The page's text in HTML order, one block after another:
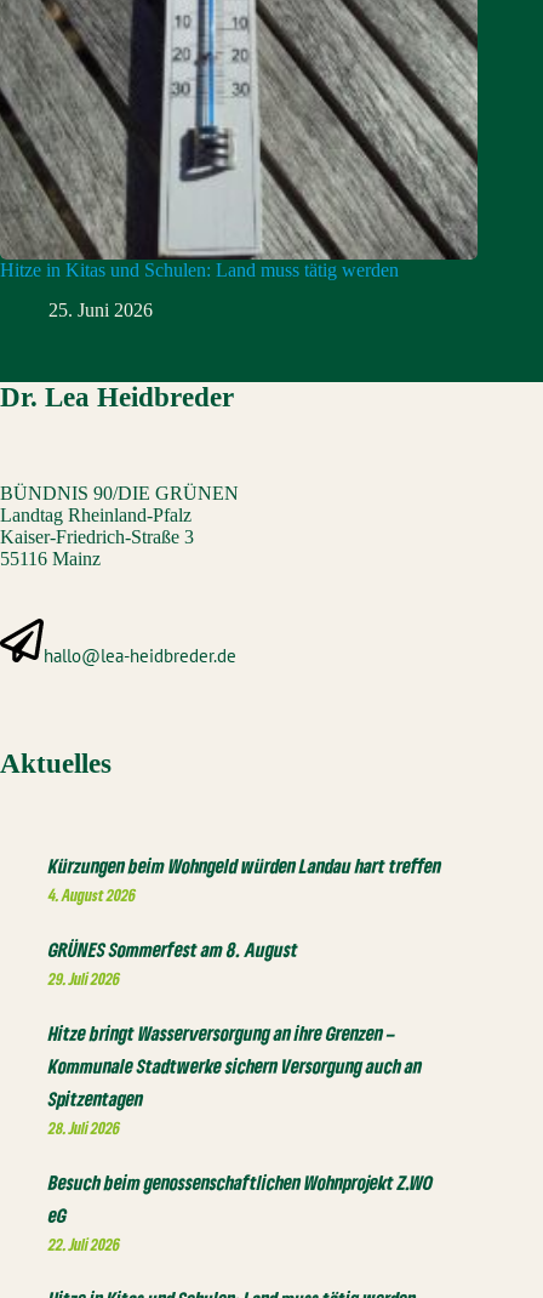
Hitze in Kitas und Schulen: Land muss tätig werden
25. Juni 2026
Dr. Lea Heidbreder
BÜNDNIS 90/DIE GRÜNEN
Landtag Rheinland-Pfalz
Kaiser-Friedrich-Straße 3
55116 Mainz
hallo@lea-heidbreder.de
Aktuelles
Kürzungen beim Wohngeld würden Landau hart treffen
4. August 2026
GRÜNES Sommerfest am 8. August
29. Juli 2026
Hitze bringt Wasserversorgung an ihre Grenzen –
Kommunale Stadtwerke sichern Versorgung auch an
Spitzentagen
28. Juli 2026
Besuch beim genossenschaftlichen Wohnprojekt Z.WO
eG
22. Juli 2026